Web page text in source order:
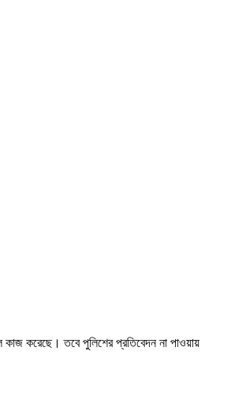
করেছে। তবে পুলিশের প্রতিবেদন না পাওয়ায়